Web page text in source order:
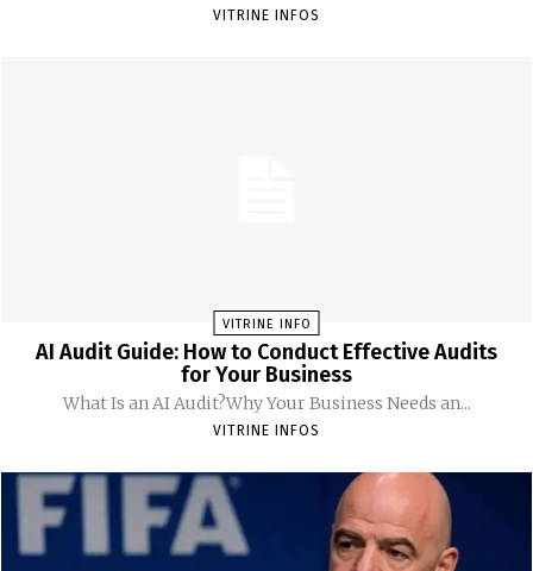
VITRINE INFOS
VITRINE INFO
AI Audit Guide: How to Conduct Effective Audits
for Your Business
What Is an AI Audit?Why Your Business Needs an...
VITRINE INFOS